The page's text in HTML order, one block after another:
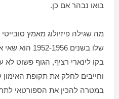
בואו נבהר אם כן.
מה שגילה פיזיולוג מאמץ
שלו בשנים
בקו לינארי רציף, הגוף פשוט
וחייבים לחלק את תקופת האימון
במטרה להכין את הספורטאי